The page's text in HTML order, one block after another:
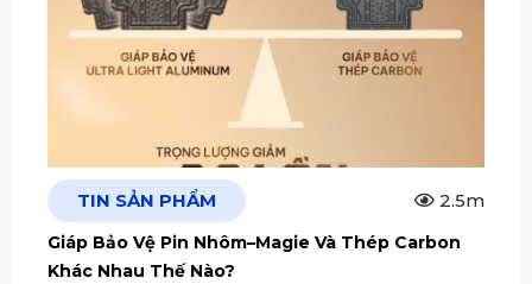
TIN SẢN PHẨM 2.5m
Giáp Bảo Vệ Pin Nhôm–Magie Và Thép Carbon
Khác Nhau Thế Nào?